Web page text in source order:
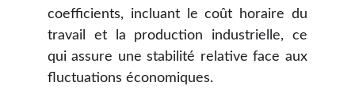
coefficients, incluant le coût horaire du
travail et la production industrielle, ce
qui assure une stabilité relative face aux
fluctuations économiques.